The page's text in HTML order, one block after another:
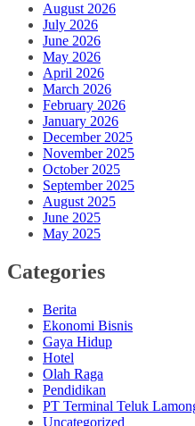
August 2026
July 2026
June 2026
May 2026
April 2026
March 2026
February 2026
January 2026
December 2025
November 2025
October 2025
September 2025
August 2025
June 2025
May 2025
Categories
Berita
Ekonomi Bisnis
Gaya Hidup
Hotel
Olah Raga
Pendidikan
PT Terminal Teluk
Uncategorized